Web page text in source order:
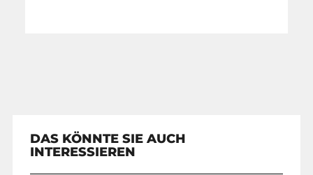
DAS KÖNNTE SIE AUCH
INTERESSIEREN